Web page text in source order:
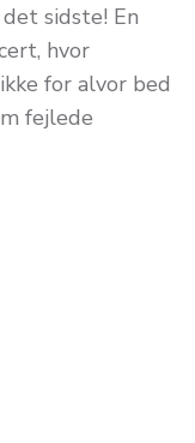
sidste! En
hvor
for alvor bed
fejlede